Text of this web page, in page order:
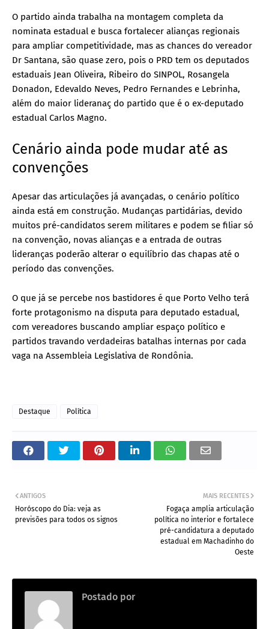
O partido ainda trabalha na montagem completa da
nominata estadual e busca fortalecer alianças regionais
para ampliar competitividade, mas as chances do vereador
Dr Santana, são quase zero, pois o PRD tem os deputados
estaduais Jean Oliveira, Ribeiro do SINPOL, Rosangela
Donadon, Edevaldo Neves, Pedro Fernandes e Lebrinha,
além do maior lideranaç do partido que é o ex-deputado
estadual Carlos Magno.
Cenário ainda pode mudar até as
convenções
Apesar das articulações já avançadas, o cenário político
ainda está em construção. Mudanças partidárias, devido
muitos pré-candidatos serem militares e podem se filiar só
na convenção, novas alianças e a entrada de outras
lideranças poderão alterar o equilíbrio das chapas até o
período das convenções.
O que já se percebe nos bastidores é que Porto Velho terá
forte protagonismo na disputa para deputado estadual,
com vereadores buscando ampliar espaço político e
partidos travando verdadeiras batalhas internas por cada
vaga na Assembleia Legislativa de Rondônia.
Destaque Política
MAIS RECENTES
Fogaça amplia articulação
política no interior e fortalece
pré-candidatura a deputado
estadual em Machadinho do
Oeste
ANTIGOS
Horóscopo do Dia: veja as
previsões para todos os signos
Postado por